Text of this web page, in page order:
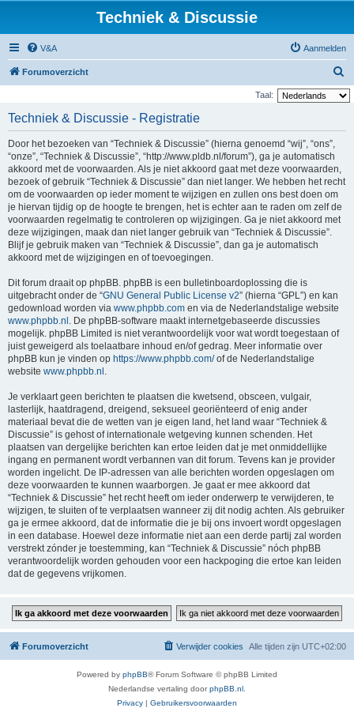
Techniek & Discussie
V&A Aanmelden
Forumoverzicht
o
Taal:
Techniek & Discussie - Registratie
Door het bezoeken van “Techniek & Discussie” (hierna genoemd “wij”, “ons”,
“onze”, “Techniek & Discussie”, “http://www.pldb.nl/forum”), ga je automatisch
akkoord met de voorwaarden. Als je niet akkoord gaat met deze voorwaarden,
bezoek of gebruik “Techniek & Discussie” dan niet langer. We hebben het recht
om de voorwaarden op ieder moment te wijzigen en zullen ons best doen om
je hiervan tijdig op de hoogte te brengen, het is echter aan te raden om zelf de
voorwaarden regelmatig te controleren op wijzigingen. Ga je niet akkoord met
deze wijzigingen, maak dan niet langer gebruik van “Techniek & Discussie”.
Blijf je gebruik maken van “Techniek & Discussie”, dan ga je automatisch
akkoord met de wijzigingen en of toevoegingen.
Dit forum draait op phpBB. phpBB is een bulletinboardoplossing die is
uitgebracht onder de “GNU General Public License v2” (hierna “GPL”) en kan
gedownload worden via www.phpbb.com en via de Nederlandstalige website
www.phpbb.nl . De phpBB-software maakt internetgebaseerde discussies
mogelijk. phpBB Limited is niet verantwoordelijk voor wat wordt toegestaan of
juist geweigerd als toelaatbare inhoud en/of gedrag. Meer informatie over
phpBB kun je vinden op https://www.phpbb.com/of de Nederlandstalige
website www.phpbb.nl .
Je verklaart geen berichten te plaatsen die kwetsend, obsceen, vulgair,
lasterlijk, haatdragend, dreigend, seksueel georiënteerd of enig ander
materiaal bevat die de wetten van je eigen land, het land waar “Techniek &
Discussie” is gehost of internationale wetgeving kunnen schenden. Het
plaatsen van dergelijke berichten kan ertoe leiden dat je met onmiddellijke
ingang en permanent wordt verbannen van dit forum. Tevens kan je provider
worden ingelicht. De IP-adressen van alle berichten worden opgeslagen om
deze voorwaarden te kunnen waarborgen. Je gaat er mee akkoord dat
“Techniek & Discussie” het recht heeft om ieder onderwerp te verwijderen, te
wijzigen, te sluiten of te verplaatsen wanneer zij dit nodig achten. Als gebruiker
ga je ermee akkoord, dat de informatie die je bij ons invoert wordt opgeslagen
in een database. Hoewel deze informatie niet aan een derde partij zal worden
verstrekt zónder je toestemming, kan “Techniek & Discussie” nóch phpBB
verantwoordelijk worden gehouden voor een hackpoging die ertoe kan leiden
dat de gegevens vrijkomen.
Forumoverzicht Alle tijden zijn UTC+02:00
Verwijder cookies
Powered by phpBB® Forum Software © phpBB Limited
Nederlandse vertaling doorphpBB.nl
Privacy | Gebruikersvoorwaarden